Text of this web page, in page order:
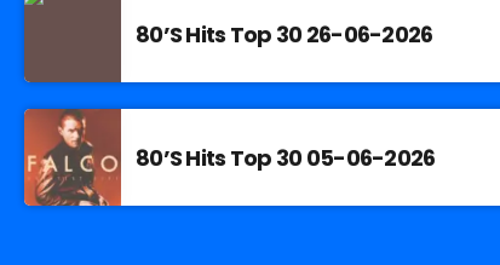
80’S Hits Top 30 26-06-2026
80’S Hits Top 30 05-06-2026